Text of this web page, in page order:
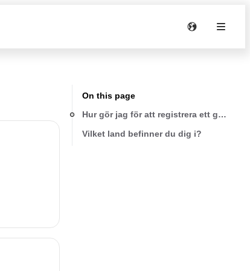
On this page
Hur gör jag för att registrera ett
Vilket land befinner du dig i?